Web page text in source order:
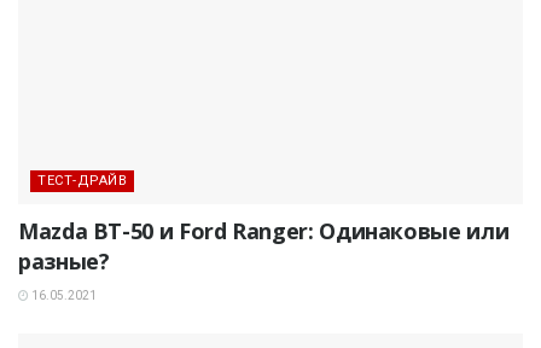
ТЕСТ-ДРАЙВ
Mazda BT-50 и Ford Ranger: Одинаковые или
разные?
16.05.2021